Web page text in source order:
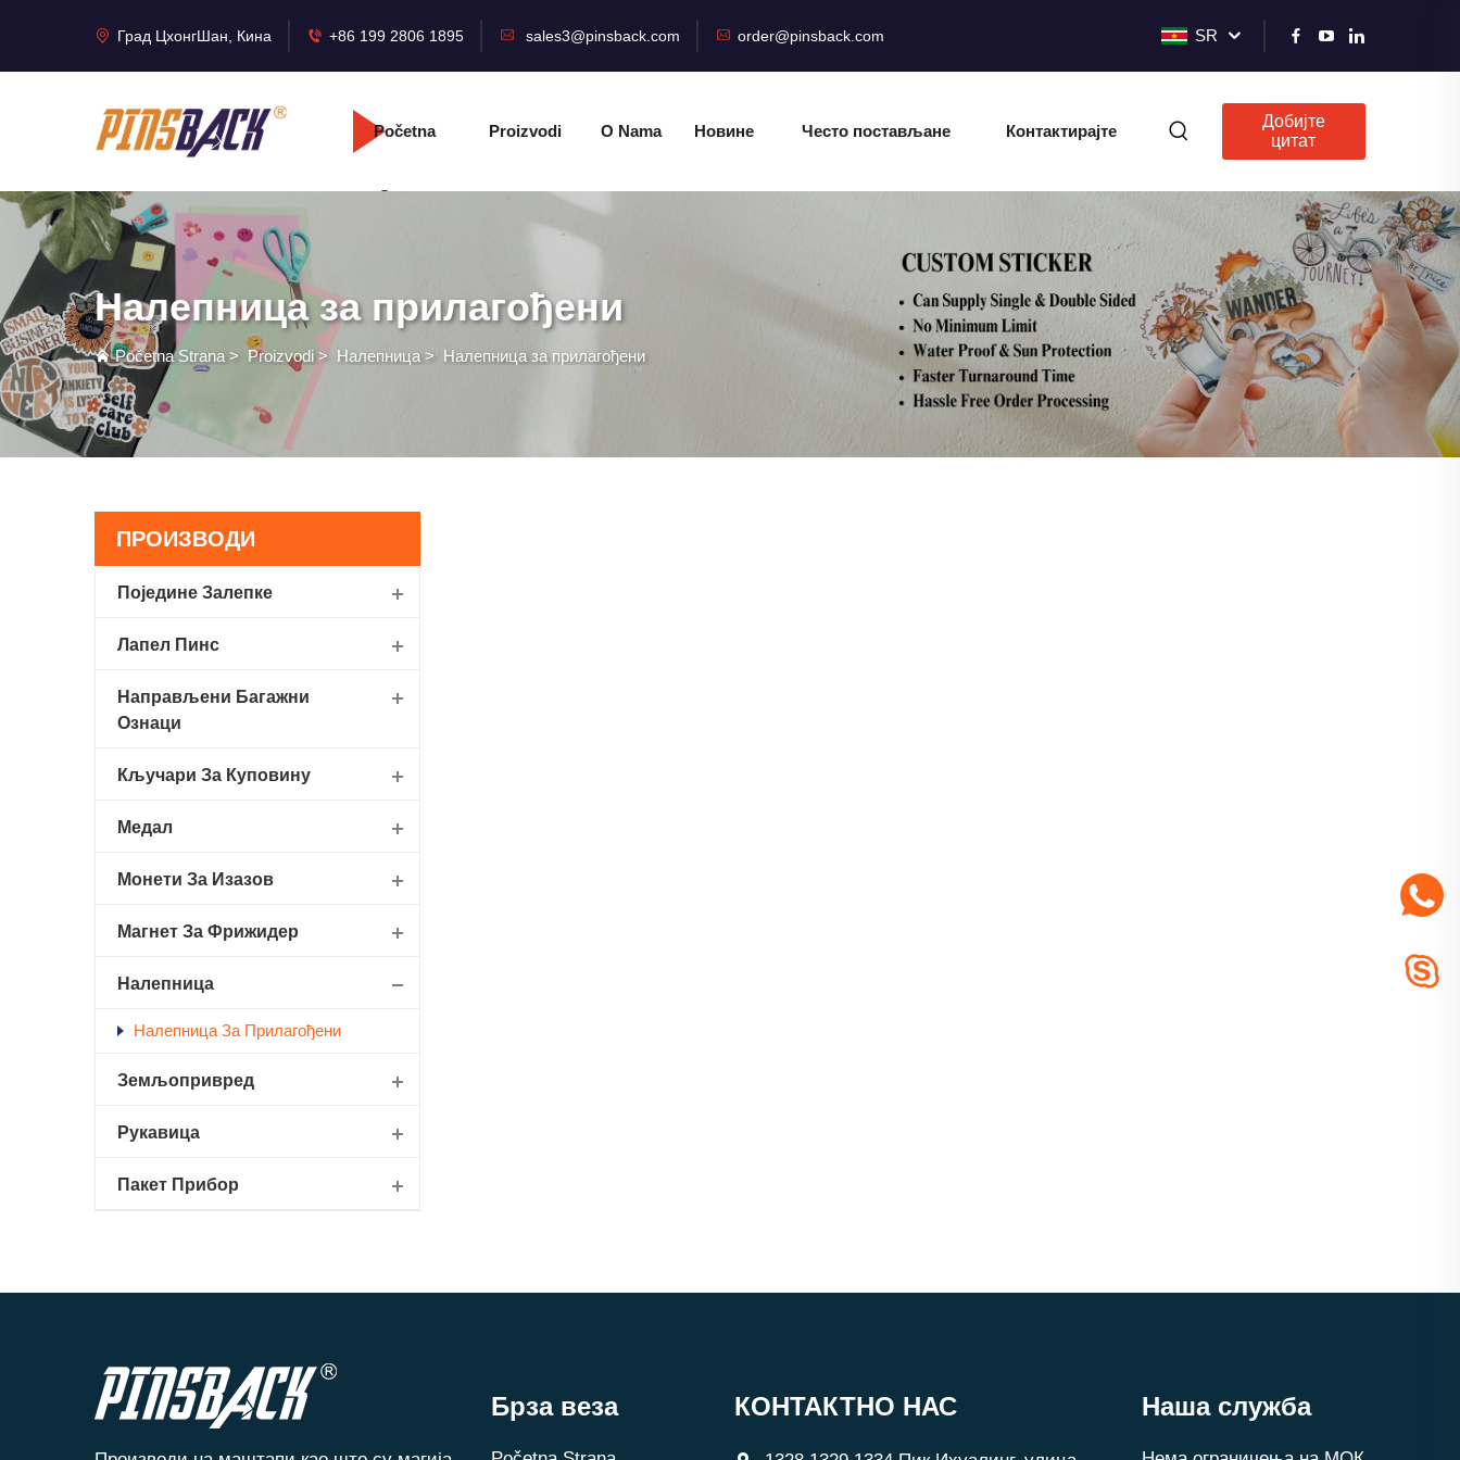
Град ЦхонгШан, Кина +86 199 2806 1895 sales3@pinsback.com order@pinsback.com SR
Početna
Strana
Proizvodi O Nama Новине Често постављане
питања
Контактирајте
нас
Добијте
цитат
Налепница за прилагођени
Početna Strana> Proizvodi> Налепница> Налепница за прилагођени
ПРОИЗВОДИ
Поједине Залепке
Лапел Пинс
Направљени Багажни
Ознаци
Кључари За Куповину
Медал
Монети За Изазов
Магнет За Фрижидер
Налепница
Налепница За Прилагођени
Земљопривред
Рукавица
Пакет Прибор
Брза веза КОНТАКТНО НАС Наша служба